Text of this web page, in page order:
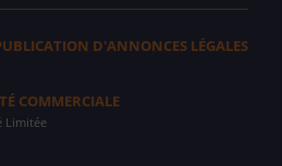
D'ANNONCES LÉGALES
COMMERCIALE
Limitée